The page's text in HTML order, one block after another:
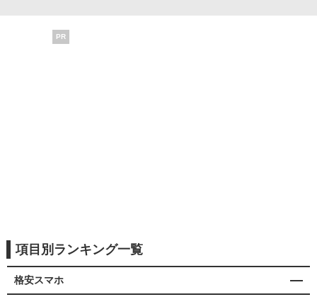
PR
項目別ランキング一覧
格安スマホ